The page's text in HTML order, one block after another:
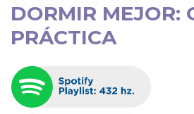
DORMIR MEJOR:
PRÁCTICA